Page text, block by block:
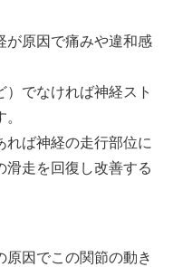
が原因で痛みや違和感
でなければ神経スト
れば神経の走行部位に
滑走を回復し改善する
原因でこの関節の動き